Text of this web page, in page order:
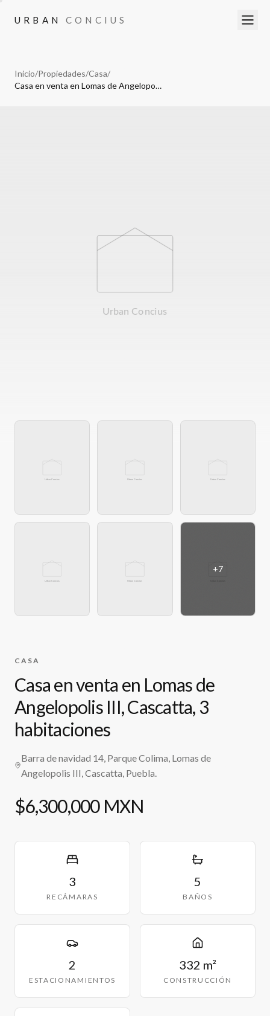
URBAN CONCIUS
URBAN CONCIUS
Inicio/Propiedades/Casa/
Casa en venta en Lomas de Angelopolis III, Cascatta, 3 habitaciones
+7
CASA
Casa en venta en Lomas de
Angelopolis III, Cascatta, 3
habitaciones
Barra de navidad 14, Parque Colima, Lomas de
Angelopolis III, Cascatta, Puebla.
$6,300,000 MXN
3
RECÁMARAS
5
BAÑOS
2
ESTACIONAMIENTOS
332 m²
CONSTRUCCIÓN